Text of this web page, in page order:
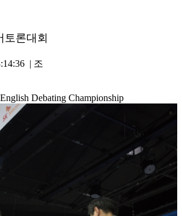
토론대회
| 조
Debating Championship